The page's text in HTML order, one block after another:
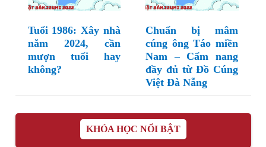
Tuổi 1986: Xây nhà
năm 2024, cần
mượn tuổi hay
không?
Chuẩn bị mâm
cúng ông Táo miền
Nam – Cẩm nang
đầy đủ từ Đồ Cúng
Việt Đà Nẵng
KHÓA HỌC NỔI BẬT